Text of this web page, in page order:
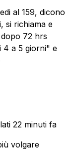
al 159, dicono
si richiama e
72 hrs
4 a 5 giorni" e
22 minuti fa
volgare